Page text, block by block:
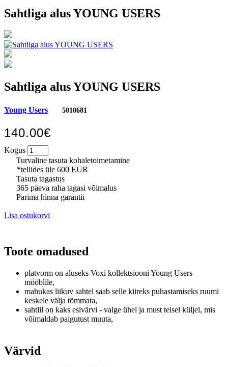
Sahtliga alus YOUNG USERS
Sahtliga alus YOUNG USERS
Young Users 5010681
140.00€
Kogus
Turvaline tasuta kohaletoimetamine
*tellides üle 600 EUR
Tasuta tagastus
365 päeva raha tagasi võimalus
Parima hinna garantii
Lisa ostukorvi
Toote omadused
platvorm on aluseks Voxi kollektsiooni Young Users
mööblile,
mahukas liikuv sahtel saab selle kiireks puhastamiseks ruumi
keskele välja tõmmata,
sahtlil on kaks esivärvi - valge ühel ja must teisel küljel, mis
võimaldab paigutust muuta,
Värvid